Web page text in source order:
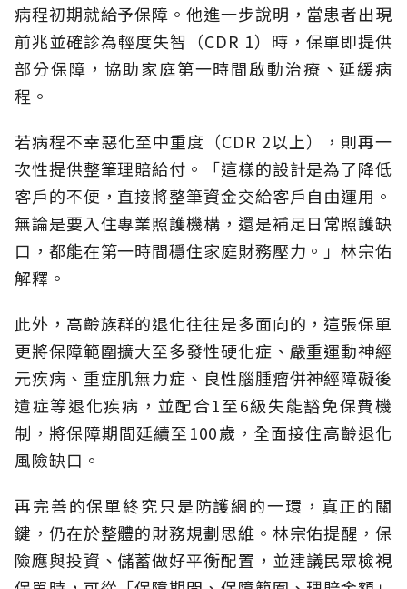
病程初期就給予保障。他進一步說明，當患者出現
前兆並確診為輕度失智（CDR 1）時，保單即提供
部分保障，協助家庭第一時間啟動治療、延緩病
程。
若病程不幸惡化至中重度（CDR 2以上），則再一
次性提供整筆理賠給付。「這樣的設計是為了降低
客戶的不便，直接將整筆資金交給客戶自由運用。
無論是要入住專業照護機構，還是補足日常照護缺
口，都能在第一時間穩住家庭財務壓力。」林宗佑
解釋。
此外，高齡族群的退化往往是多面向的，這張保單
更將保障範圍擴大至多發性硬化症、嚴重運動神經
元疾病、重症肌無力症、良性腦腫瘤併神經障礙後
遺症等退化疾病，並配合1至6級失能豁免保費機
制，將保障期間延續至100歲，全面接住高齡退化
風險缺口。
再完善的保單終究只是防護網的一環，真正的關
鍵，仍在於整體的財務規劃思維。 林宗佑提醒，保
險應與投資、儲蓄做好平衡配置，並建議民眾檢視